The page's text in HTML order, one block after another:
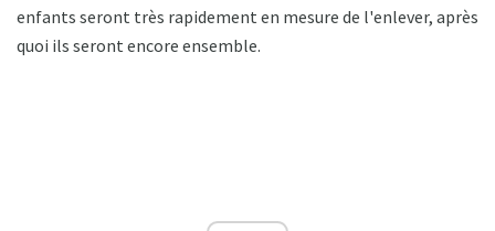
enfants seront très rapidement en mesure de l'enlever, après
quoi ils seront encore ensemble.